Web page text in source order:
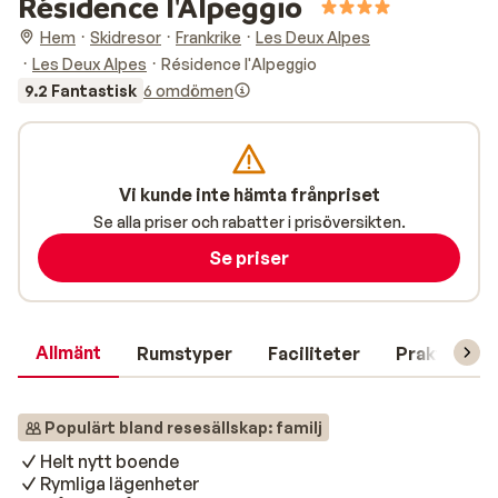
Hem Skidresor Frankrike
Les Deux Alpes
Les Deux Alpes
Résidence l'Alpeggio
9.2 Fantastisk 6 omdömen
Allmänt Rumstyper Faciliteter Praktisk
Populärt bland resesällskap: familj
Helt nytt boende
Rymliga lägenheter
Vi kunde inte hämta frånpriset
Se alla priser och rabatter i prisöversikten.
Se priser